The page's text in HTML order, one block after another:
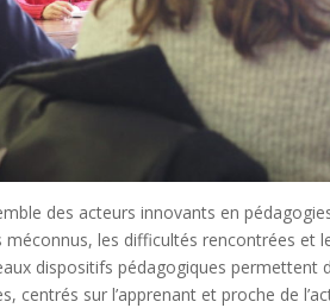
des acteurs innovants en
les difficultés rencontrées et
dispositifs pédagogiques permettent
centrés sur l’apprenant et proche de